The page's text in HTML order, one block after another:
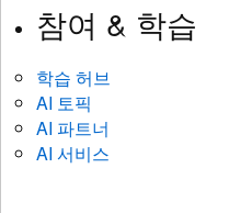
참여 & 학습
학습 허브
AI 토픽
AI 파트너
AI 서비스